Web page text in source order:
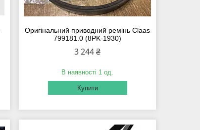
Оригінальний приводний ремінь Claas
799181.0 (8PK-1930)
3 244 ₴
В наявності 1 од.
Купити